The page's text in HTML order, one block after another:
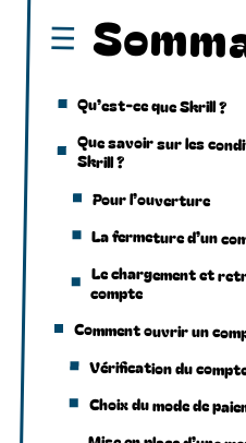
Qu’est-ce que Skrill ?
Que savoir sur les
Skrill ?
Pour l’ouverture
La fermeture d’un
Le chargement et
compte
Comment ouvrir un
Vérification du
Choix du mode de